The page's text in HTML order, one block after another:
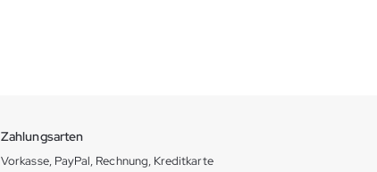
Zahlungsarten
Vorkasse, PayPal, Rechnung, Kreditkarte